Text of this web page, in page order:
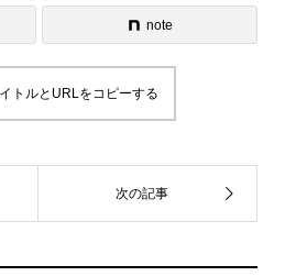
note
トルとURLをコピーする